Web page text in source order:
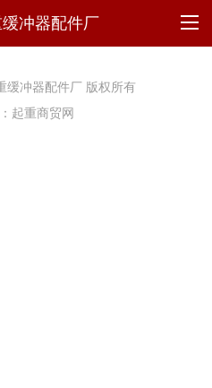
冲器配件厂
冲器配件厂 版权所有
起重商贸网